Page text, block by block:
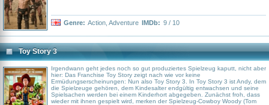
Genre: Action Adventure IMDb: 9 / 10
Toy Story 3
Irgendwann geht jedes noch so gut produziertes Spielzeug kaputt, nicht aber
hier: Das Franchise Toy Story zeigt nach wie vor keine
Ermüdungserscheinungen: Nun also Toy Story 3. In Toy Story 3 ist Andy, dem
die Spielzeuge gehören, dem Kindesalter endgültig entwachsen und seine
Spielsachen werden bei einem Kinderhort abgegeben. Zunächst froh, dass
wieder mit ihnen gespielt wird, merken der Spielzeug-Cowboy Woody (Tom